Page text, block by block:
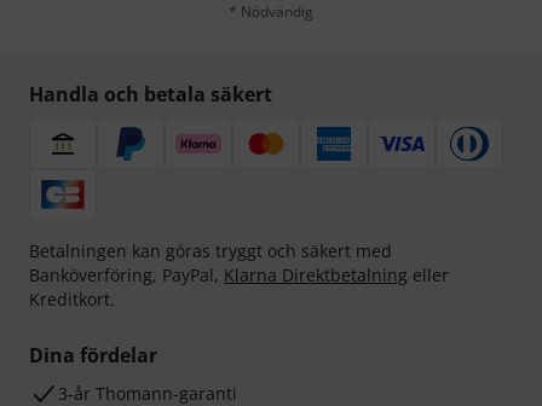
* Nödvändig
Handla och betala säkert
Betalningen kan göras tryggt och säkert med
Banköverföring, PayPal, Klarna Direktbetalning eller
Kreditkort.
Dina fördelar
3-år Thomann-garanti